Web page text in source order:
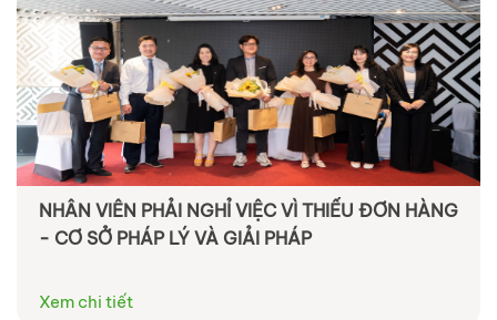
NHÂN VIÊN PHẢI NGHỈ VIỆC VÌ THIẾU ĐƠN HÀNG
- CƠ SỞ PHÁP LÝ VÀ GIẢI PHÁP
Xem chi tiết